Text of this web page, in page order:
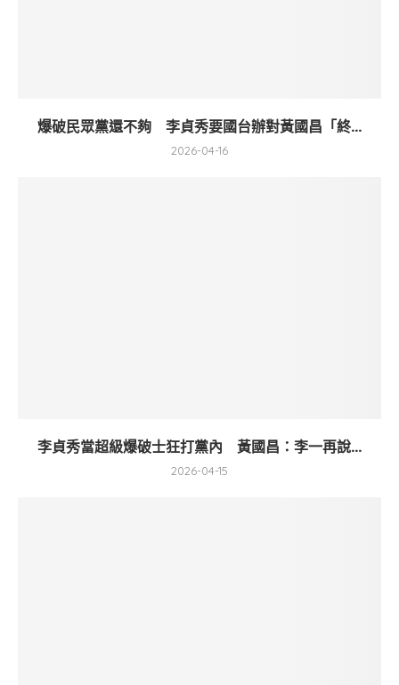
爆破民眾黨還不夠 李貞秀要國台辦對黃國昌「終...
2026-04-16
李貞秀當超級爆破士狂打黨內 黃國昌：李一再說...
2026-04-15